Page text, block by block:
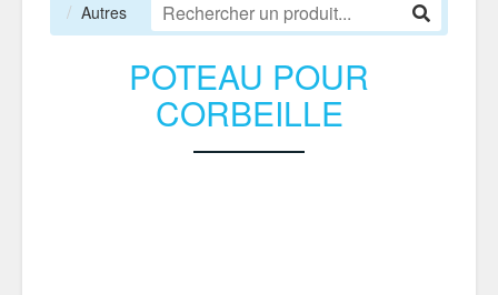
Autres
POTEAU POUR
CORBEILLE